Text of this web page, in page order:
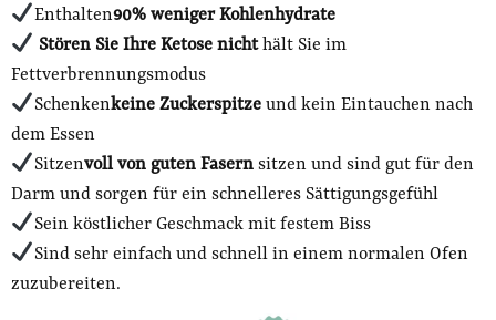
Enthalten90% weniger Kohlenhydrate
Stören Sie Ihre Ketose nichthält Sie im
Fettverbrennungsmodus
Schenkenkeine Zuckerspitzeund kein Eintauchen nach
dem Essen
Sitzenvoll von guten Fasernsitzen und sind gut für den
Darm und sorgen für ein schnelleres Sättigungsgefühl
Sein köstlicher Geschmack mit festem Biss
Sind sehr einfach und schnell in einem normalen Ofen
zuzubereiten.